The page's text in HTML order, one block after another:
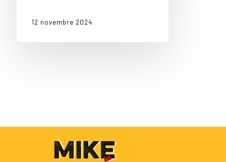
12 novembre 2024